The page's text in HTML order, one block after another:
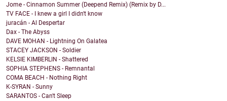
Jome - Cinnamon Summer (Deepend Remix) (Remix by D...
TV FACE - I knew a girl I didn't know
juracán - Al Despertar
Dax - The Abyss
DAVE MOHAN - Lightning On Galatea
STACEY JACKSON - Soldier
KELSIE KIMBERLIN - Shattered
SOPHIA STEPHENS - Remnantal
COMA BEACH - Nothing Right
K-SYRAN - Sunny
SARANTOS - Can't Sleep